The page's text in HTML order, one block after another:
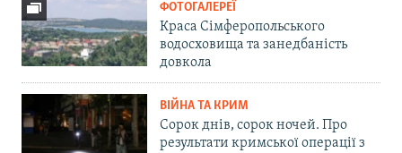
ФОТОГАЛЕРЕЇ
Краса Сімферопольського
водосховища та занедбаність
довкола
ВІЙНА ТА КРИМ
Сорок днів, сорок ночей. Про
результати кримської операції з